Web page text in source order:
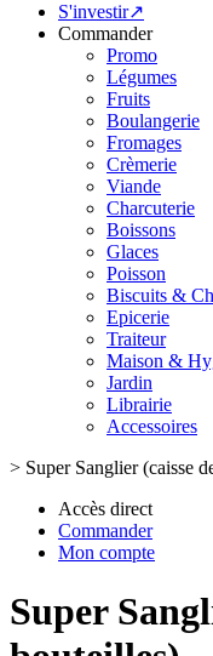
S'investir↗
Commander
Promo
Légumes
Fruits
Boulangerie
Fromages
Crèmerie
Viande
Charcuterie
Boissons
Glaces
Poisson
Biscuits &
Epicerie
Traiteur
Maison &
Jardin
Librairie
Accessoires
> Super Sanglier (caisse
Accès direct
Commander
Mon compte
Super